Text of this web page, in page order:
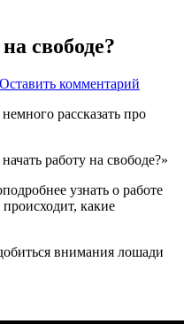
свободе?
Оставить комментарий
рассказать про
работу на свободе?»
узнать о работе
какие
внимания лошади